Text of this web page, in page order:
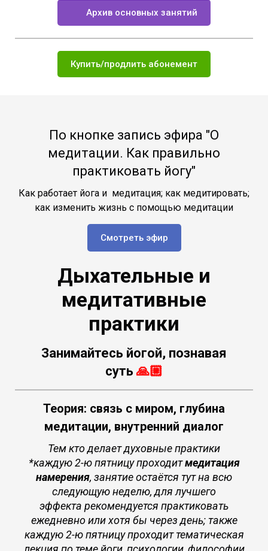
Архив основных занятий
Купить/продлить абонемент
По кнопке запись эфира "О
медитации. Как правильно
практиковать йогу"
Как работает йога и медитация; как медитировать;
как изменить жизнь с помощью медитации
Смотреть эфир
Дыхательные и
медитативные
практики
Занимайтесь йогой, познавая
суть 🙏🏼
Теория: связь с миром, глубина
медитации, внутренний диалог
Тем кто делает духовные практики
*каждую 2-ю пятницу проходитмедитация
намерения, занятие остаётся тут на всю
следующую неделю, для лучшего
эффекта рекомендуется практиковать
ежедневно или хотя бы через день; также
каждую 2-ю пятницу проходит тематическая